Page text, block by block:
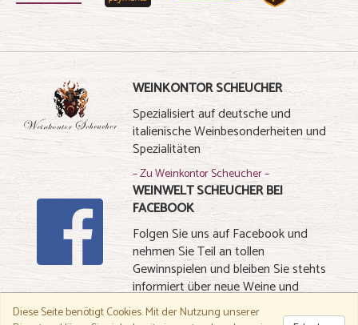
WEINKONTOR SCHEUCHER
Spezialisiert auf deutsche und
italienische Weinbesonderheiten und
Spezialitäten
– Zu Weinkontor Scheucher –
WEINWELT SCHEUCHER BEI
FACEBOOK
Folgen Sie uns auf Facebook und
nehmen Sie Teil an tollen
Gewinnspielen und bleiben Sie stehts
informiert über neue Weine und
Spezialitäten
Diese Seite benötigt Cookies.Mit der Nutzung unserer